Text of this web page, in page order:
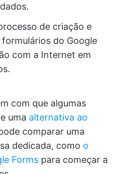
de criação e
do Google
com a Internet em
com que algumas
uma alternativa ao
comparar uma
dedicada, como o
Forms para começar a